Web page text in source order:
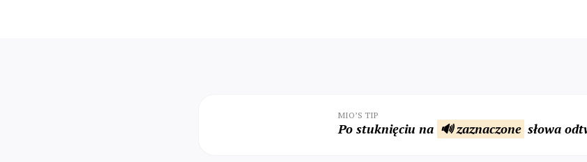
MIO’S TIP
Po stuknięciu na 🔊 zaznaczone słowa